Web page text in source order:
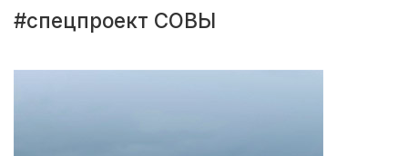
#спецпроект СОВЫ